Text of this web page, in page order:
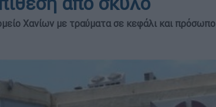
Χανίων με τραύματα σε κεφάλι και πρόσωπο